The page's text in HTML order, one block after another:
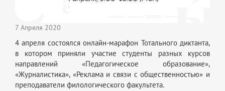
7 Апреля 2020
4 апреля состоялся онлайн-марафон Тотального диктанта,
в котором приняли участие студенты разных курсов
направлений «Педагогическое образование»,
«Журналистика», «Реклама и связи с общественностью» и
преподаватели филологического факультета.